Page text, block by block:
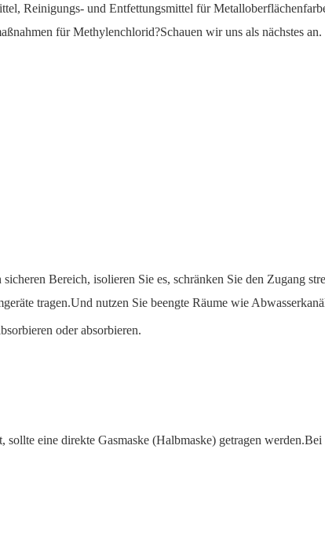
Reinigungs- und Entfettungsmittel für
für Methylenchlorid?Schauen wir uns als nächstes an.
Bereich, isolieren Sie es, schränken Sie den Zugang
tragen.Und nutzen Sie beengte Räume wie
oder absorbieren.
sollte eine direkte Gasmaske (Halbmaske) getragen